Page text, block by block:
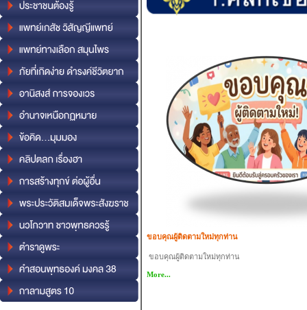
ขอบคุณผู้ติดตามใหม่ทุกท่าน
ขอบคุณผู้ติดตามใหม่ทุกท่าน
More...